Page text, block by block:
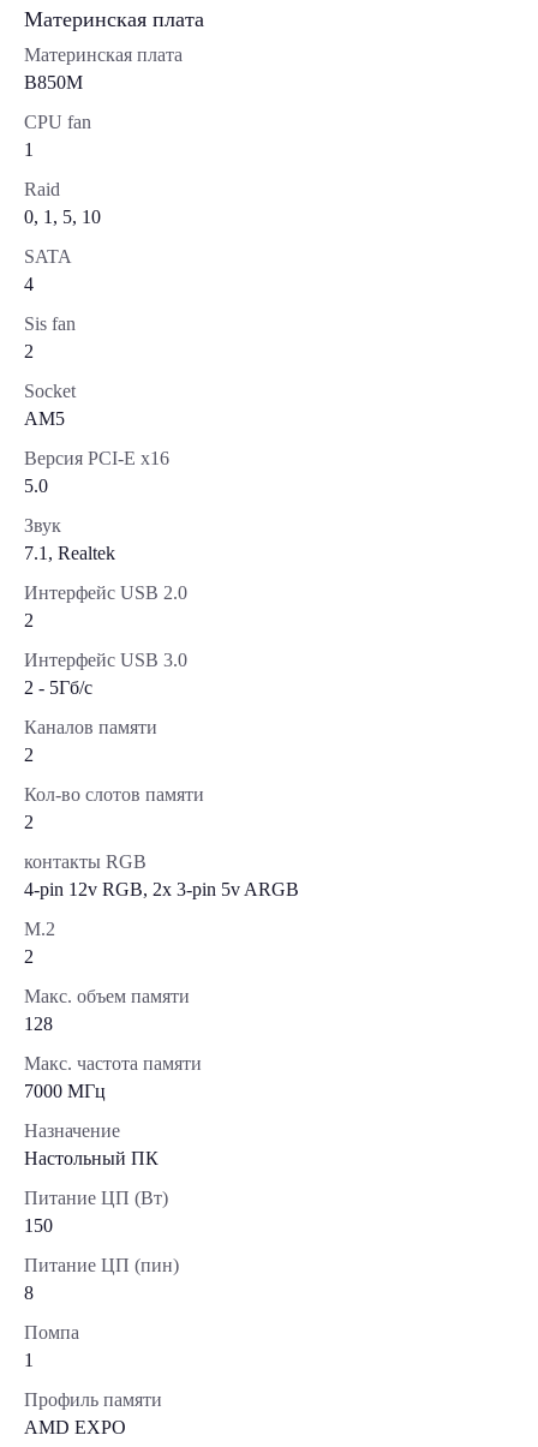
Материнская плата
Материнская плата
B850M
CPU fan
1
Raid
0, 1, 5, 10
SATA
4
Sis fan
2
Socket
AM5
Версия PCI-E x16
5.0
Звук
7.1, Realtek
Интерфейс USB 2.0
2
Интерфейс USB 3.0
2 - 5Гб/с
Каналов памяти
2
Кол-во слотов памяти
2
контакты RGB
4-pin 12v RGB, 2x 3-pin 5v ARGB
М.2
2
Макс. объем памяти
128
Макс. частота памяти
7000 МГц
Назначение
Настольный ПК
Питание ЦП (Вт)
150
Питание ЦП (пин)
8
Помпа
1
Профиль памяти
AMD EXPO